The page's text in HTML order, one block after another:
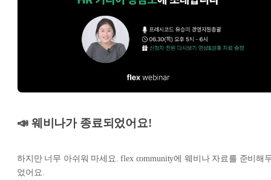
📣 웨비나가 종료되었어요!
하지만 너무 아쉬워 마세요. flex community에 웨비나 자료를 준비해
었어요.